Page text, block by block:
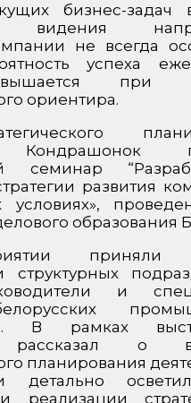
бизнес-задач
видения
не всегда
успеха
при
ориентира.
Кондрашонок
семинар
развития
условиях»,
образования
приняли
структурных
и
В рамках
рассказал о
планирования
детально
реализации